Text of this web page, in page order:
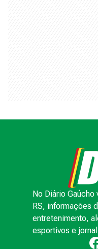
No Diário
RS, informações
entretenimento,
esportivos e